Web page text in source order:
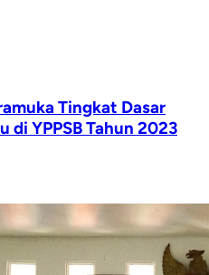
Tingkat Dasar
YPPSB Tahun 2023